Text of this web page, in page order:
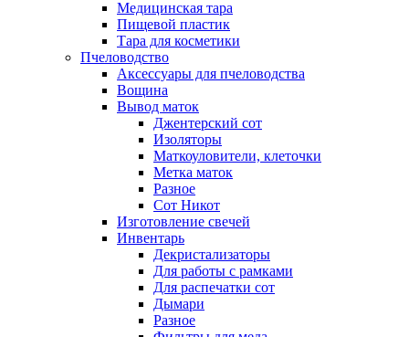
Медицинская тара
Пищевой пластик
Тара для косметики
Пчеловодство
Аксессуары для пчеловодства
Вощина
Вывод маток
Джентерский сот
Изоляторы
Маткоуловители, клеточки
Метка маток
Разное
Сот Никот
Изготовление свечей
Инвентарь
Декристализаторы
Для работы с рамками
Для распечатки сот
Дымари
Разное